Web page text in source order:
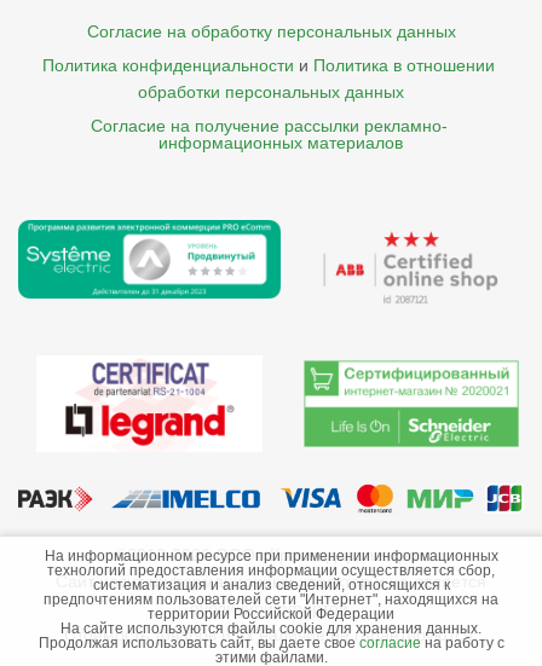
Согласие на обработку персональных данных
Политика конфиденциальности и Политика в отношении
обработки персональных данных
Согласие на получение рассылки рекламно-
    информационных материалов
©2013-2026 ООО «Краснодарэлектро»
Сайт носит информационный характер и не является
публичной офертой.
Стоимость товаров и их наличие не гарантируются.
На информационном ресурсе при применении информационных
технологий предоставления информации осуществляется сбор,
систематизация и анализ сведений, относящихся к
предпочтениям пользователей сети "Интернет", находящихся на
территории Российской Федерации
На сайте используются файлы cookie для хранения данных.
Продолжая использовать сайт, вы даете свое согласие на работу с
этими файлами.